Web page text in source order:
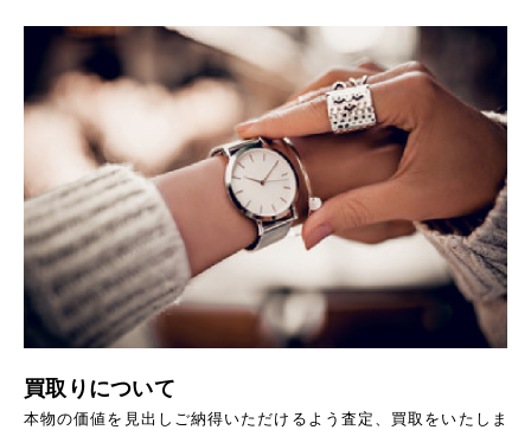
買取りについて
本物の価値を見出しご納得いただけるよう査定、買取をいたしま